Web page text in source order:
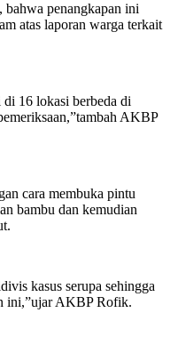
penangkapan ini
atas laporan warga terkait
16 lokasi berbeda di
AKBP
cara membuka pintu
bambu dan kemudian
kasus serupa sehingga
ini,”ujar AKBP Rofik.